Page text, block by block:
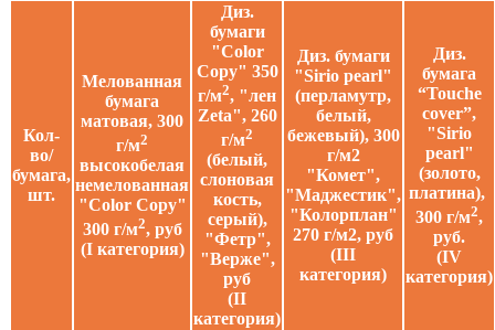
Кол-
во/
бумага,
шт.
Мелованная
бумага
матовая, 300
г/м2
высокобелая
немелованная
"Color Copy"
300 г/м2, руб
(I категория)
Диз.
бумаги
"Color
Copy" 350
г/м2, "лен
Zeta", 260
г/м2
(белый,
слоновая
кость,
серый),
"Фетр",
"Верже",
руб
(II
категория)
Диз. бумаги
"Sirio pearl"
(перламутр,
белый,
бежевый), 300
г/м2
"Комет",
"Маджестик",
"Колорплан"
270 г/м2, руб
(III
категория)
Диз.
бумага
“Touche
cover”,
"Sirio
pearl"
(золото,
платина),
300 г/м2,
руб.
(IV
категория)